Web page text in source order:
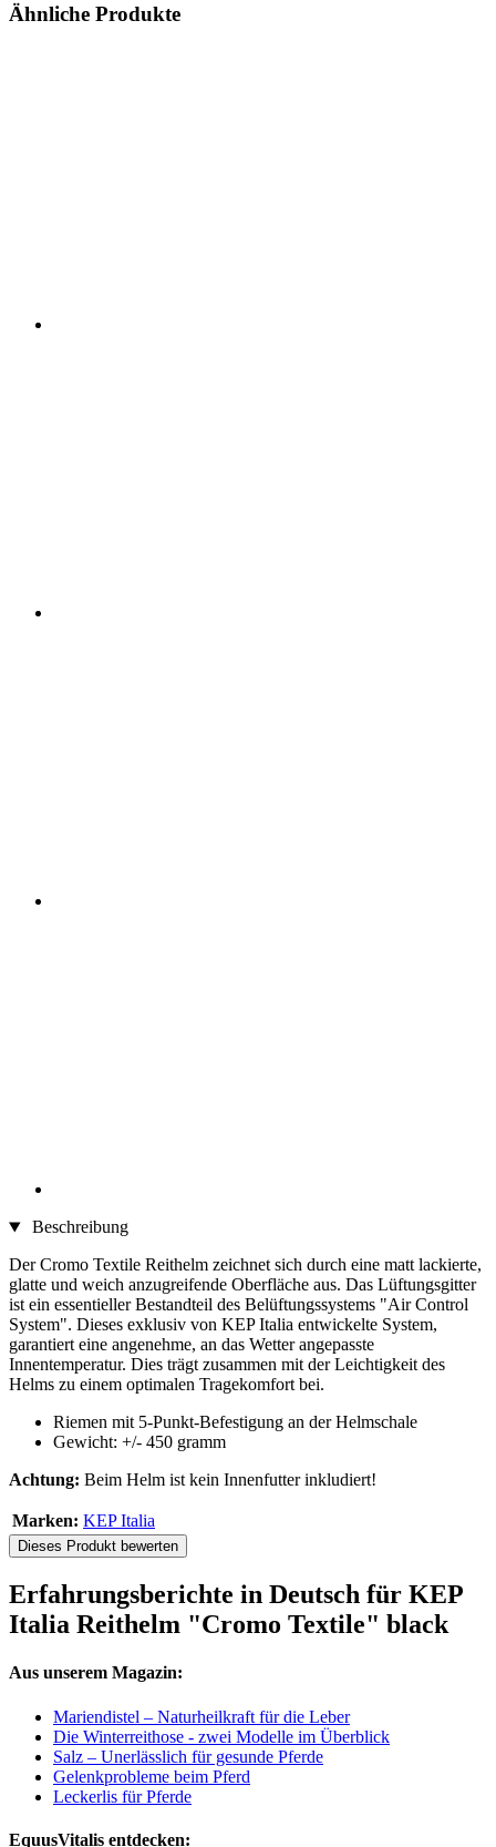
Ähnliche Produkte
Beschreibung
Der Cromo Textile Reithelm zeichnet sich durch eine matt lackierte,
glatte und weich anzugreifende Oberfläche aus. Das Lüftungsgitter
ist ein essentieller Bestandteil des Belüftungssystems "Air Control
System". Dieses exklusiv von KEP Italia entwickelte System,
garantiert eine angenehme, an das Wetter angepasste
Innentemperatur. Dies trägt zusammen mit der Leichtigkeit des
Helms zu einem optimalen Tragekomfort bei.
Riemen mit 5-Punkt-Befestigung an der Helmschale
Gewicht: +/- 450 gramm
Achtung: Beim Helm ist kein Innenfutter inkludiert!
Marken: KEP Italia
Dieses Produkt bewerten
Erfahrungsberichte in Deutsch für KEP
Italia Reithelm "Cromo Textile" black
Aus unserem Magazin:
Mariendistel – Naturheilkraft für die Leber
Die Winterreithose - zwei Modelle im Überblick
Salz – Unerlässlich für gesunde Pferde
Gelenkprobleme beim Pferd
Leckerlis für Pferde
EquusVitalis entdecken: